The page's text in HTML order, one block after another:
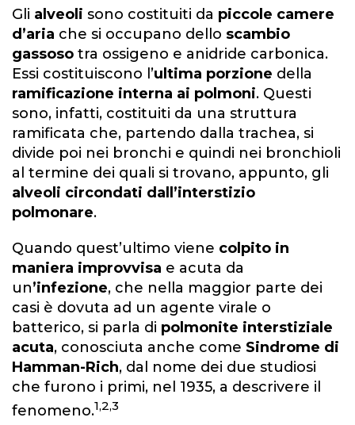
Gli alveoli sono costituiti da piccole camere
d’aria che si occupano dello scambio
gassoso tra ossigeno e anidride carbonica.
Essi costituiscono l’ultima porzione della
ramificazione interna ai polmoni. Questi
sono, infatti, costituiti da una struttura
ramificata che, partendo dalla trachea, si
divide poi nei bronchi e quindi nei bronchioli
al termine dei quali si trovano, appunto, gli
alveoli circondati dall’interstizio
polmonare.
Quando quest’ultimo viene colpito in
maniera improvvisa e acuta da
un’infezione, che nella maggior parte dei
casi è dovuta ad un agente virale o
batterico, si parla di polmonite interstiziale
acuta, conosciuta anche come Sindrome di
Hamman-Rich, dal nome dei due studiosi
che furono i primi, nel 1935, a descrivere il
fenomeno.1,2,3